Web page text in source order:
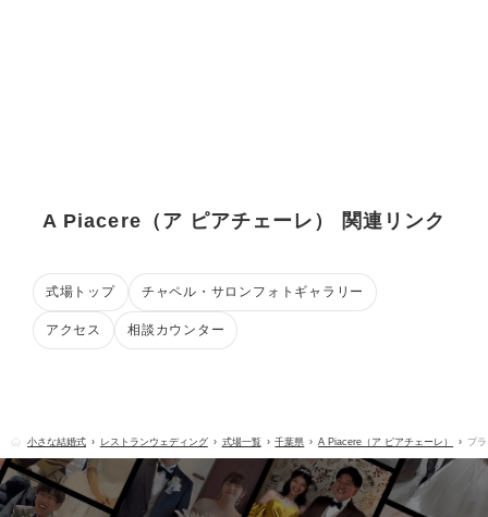
A Piacere（ア ピアチェーレ） 関連リンク
式場トップ チャペル・サロンフォトギャラリー
アクセス 相談カウンター
小さな結婚式 レストランウェディング 式場一覧 千葉県 A Piacere（ア ピアチェーレ） プ